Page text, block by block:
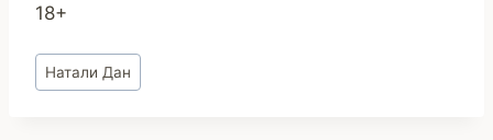
18+
Метки
записи:
Натали Дан